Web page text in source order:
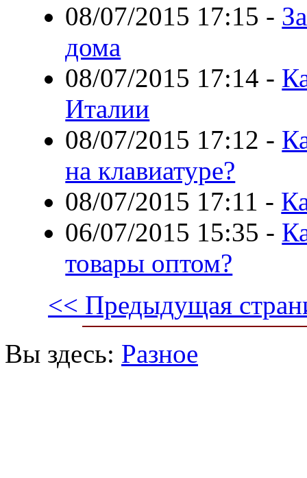
08/07/2015 17:15 -
дома
08/07/2015 17:14 -
Италии
08/07/2015 17:12 -
на клавиатуре?
08/07/2015 17:11 -
06/07/2015 15:35 -
товары оптом?
<< Предыдущая
Вы здесь: Разное